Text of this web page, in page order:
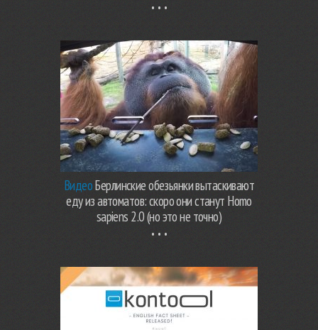
ВидеоБерлинские обезьянки вытаскивают
еду из автоматов: скоро они станут Homo
sapiens 2.0 (но это не точно)